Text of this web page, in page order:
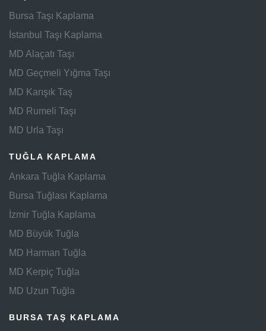
Bursa Taşı Kaplama
İstanbul Taşı Kaplama
MD Alaçatı Taşı
MD Geçmeli Yığma Taşı
MD Karışık Taş
MD Rumeli Taşı
MD Urla Taşı
TUĞLA KAPLAMA
Ankara Tuğla Kaplama
Bursa Tuğlası Kaplama
İzmir Tuğla Kaplama
MD Büyük Tuğla
MD Harman Tuğla
MD Kerpiç Tuğla
MD Uzun Tuğla
BURSA TAŞ KAPLAMA